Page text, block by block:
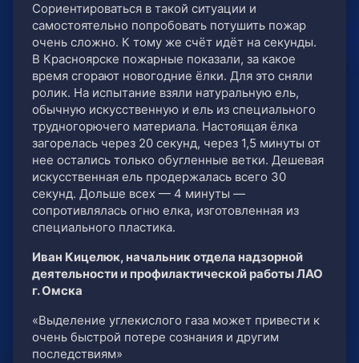
Сориентироваться в такой ситуации и
самостоятельно попробовать потушить пожар
очень сложно. К тому же счёт идёт на секунды.
В Красноярске пожарные показали, за какое
время сгорают новогодние ёлки. Для это сняли
ролик. На испытание взяли натуральную ель,
обычную искусственную и ель из специального
трудногорючего материала. Настоящая ёлка
загорелась через 20 секунд, через 1,5 минуты от
нее остались только обугленные ветки. Дешевая
искусственная ель продержалась всего 30
секунд. Дольше всех — 4 минуты —
сопротивлялась огню елка, изготовленная из
специального пластика.
Иван Кицелюк, начальник отдела надзорной
деятельности и профилактической работы ЛАО
г. Омска
«Выделение углекислого газа может привести к
очень быстрой потере сознания и другим
последствиям»